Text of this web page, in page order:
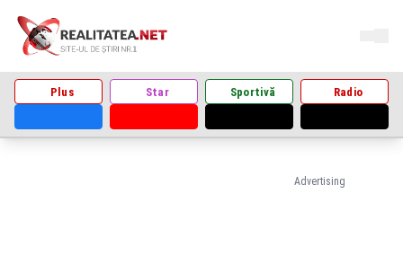
Plus Star Sportivă Radio
Advertising